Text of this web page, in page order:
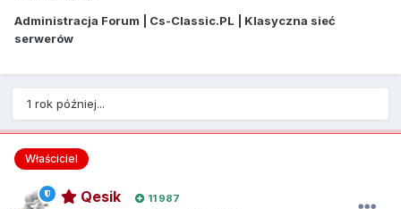
Administracja Forum | Cs-Classic.PL | Klasyczna sieć
serwerów
1 rok później...
Właściciel
Qesik 11 987